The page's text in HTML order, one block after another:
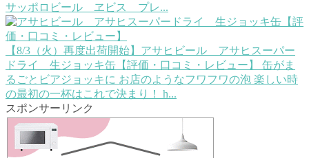
サッポロビール ヱビス プレ...
【8/3（火）再度出荷開始】アサヒビール アサヒスーパー
ドライ 生ジョッキ缶【評価・口コミ・レビュー】
缶がま
るごとビアジョッキに お店のようなフワフワの泡 楽しい時
の最初の一杯はこれで決まり！ h...
スポンサーリンク